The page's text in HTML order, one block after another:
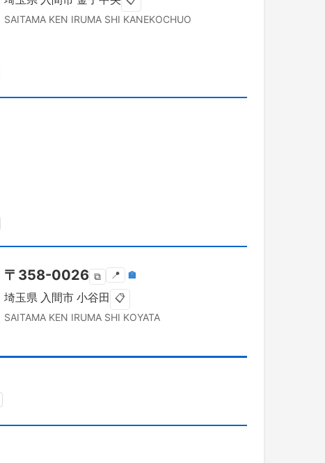
SAITAMA KEN IRUMA SHI KANEKOCHUO
〒 358-0026 ⧉ 📍 🏣
埼玉県 入間市 小谷田 📋
SAITAMA KEN IRUMA SHI KOYATA